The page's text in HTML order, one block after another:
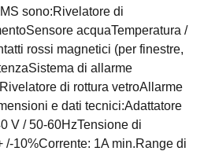
sono:Rivelatore di
acquaTemperatura /
rossi magnetici (per finestre,
di allarme
di rottura vetroAllarme
e dati tecnici:Adattatore
V / 50-60HzTensione di
10%Corrente: 1A min.Range di